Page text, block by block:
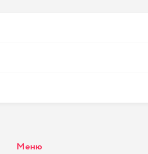
Меню